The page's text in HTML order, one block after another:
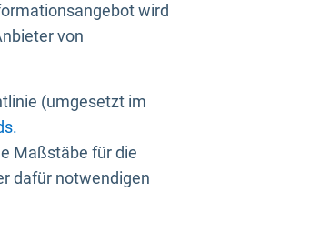
wird
von
(umgesetzt im
Maßstäbe für die
dafür notwendigen